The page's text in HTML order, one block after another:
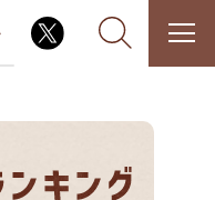
ジオ番組 その他